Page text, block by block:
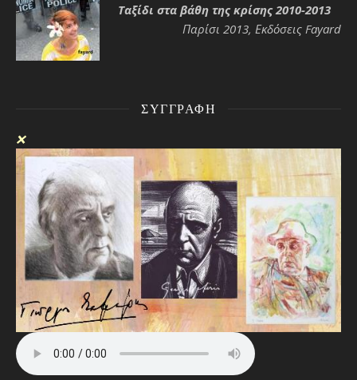
Ταξίδι στα βάθη της κρίσης 2010-2013
Παρίσι 2013, Εκδόσεις Fayard
ΣΥΓΓΡΑΦΉ
❌